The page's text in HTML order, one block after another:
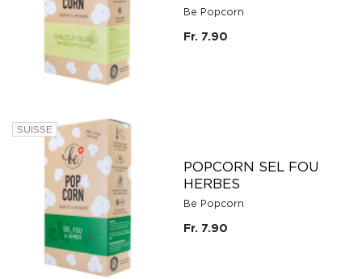
Be Popcorn
Fr. 7.90
SUISSE
POPCORN SEL FOU
HERBES
Be Popcorn
Fr. 7.90